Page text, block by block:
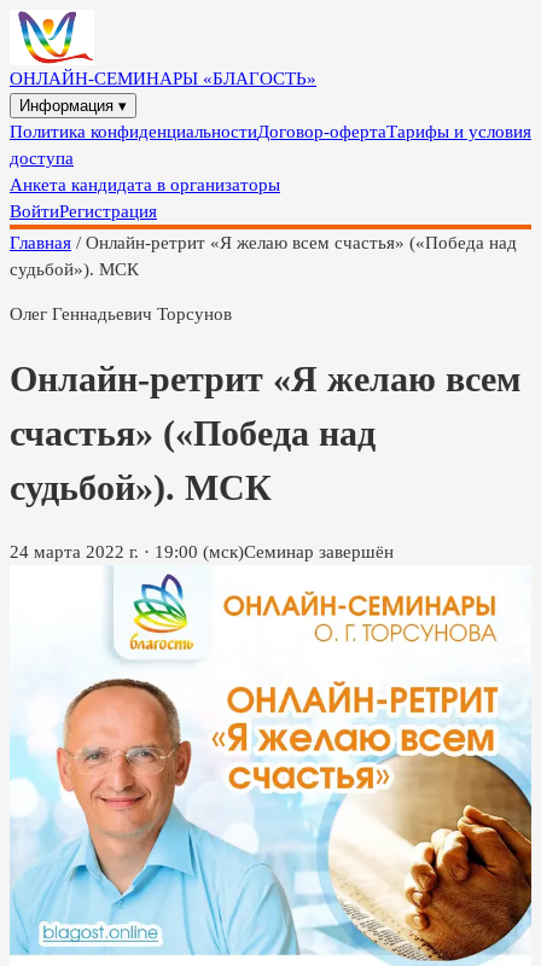
ОНЛАЙН-СЕМИНАРЫ «БЛАГОСТЬ»
Информация ▾
Политика конфиденциальностиДоговор-офертаТарифы и условия
доступа
Анкета кандидата в организаторы
ВойтиРегистрация
Главная / Онлайн-ретрит «Я желаю всем счастья» («Победа над
судьбой»). МСК
Олег Геннадьевич Торсунов
Онлайн-ретрит «Я желаю всем
счастья» («Победа над
судьбой»). МСК
24 марта 2022 г. · 19:00 (мск)Семинар завершён